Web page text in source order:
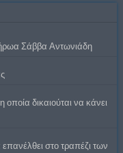
Σάββα Αντωνιάδη
δικαιούται να κάνει
στο τραπέζι των